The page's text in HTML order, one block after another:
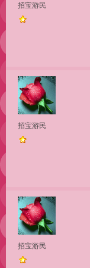
招宝游民
招宝游民
招宝游民